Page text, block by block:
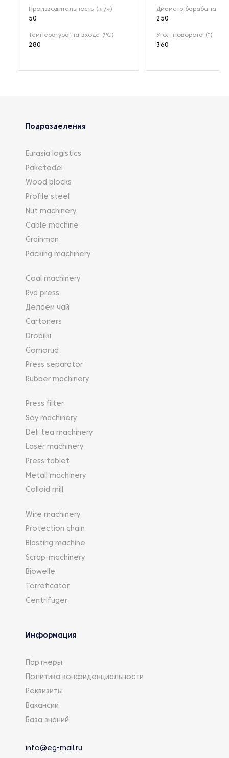
Производительность (кг/ч)
50
Температура на входе (ºС)
280
Диаметр барабана
250
Угол поворота (°)
360
Подразделения
Eurasia logistics
Paketodel
Wood blocks
Profile steel
Nut machinery
Cable machine
Grainman
Packing machinery
Coal machinery
Rvd press
Делаем чай
Cartoners
Drobilki
Gornorud
Press separator
Rubber machinery
Press filter
Soy machinery
Deli tea machinery
Laser machinery
Press tablet
Metall machinery
Colloid mill
Wire machinery
Protection chain
Blasting machine
Scrap-machinery
Biowelle
Torreficator
Centrifuger
Информация
Партнеры
Политика конфиденциальности
Реквизиты
Вакансии
База знаний
info@eg-mail.ru